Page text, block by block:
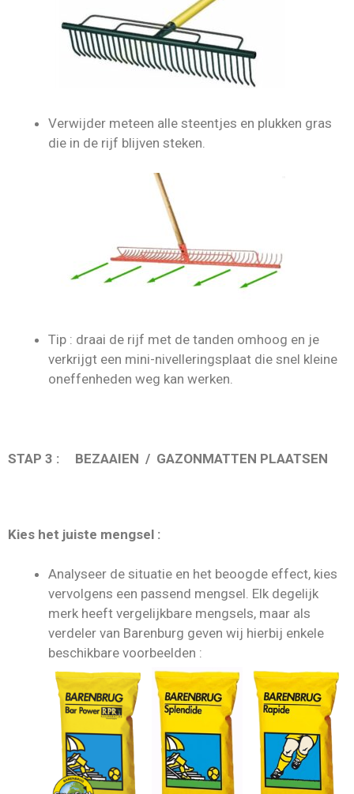
Verwijder meteen alle steentjes en plukken gras
die in de rijf blijven steken.
Tip : draai de rijf met de tanden omhoog en je
verkrijgt een mini-nivelleringsplaat die snel kleine
oneffenheden weg kan werken.
STAP 3 : BEZAAIEN / GAZONMATTEN PLAATSEN
Kies het juiste mengsel :
Analyseer de situatie en het beoogde effect, kies
vervolgens een passend mengsel. Elk degelijk
merk heeft vergelijkbare mengsels, maar als
verdeler van Barenburg geven wij hierbij enkele
beschikbare voorbeelden :